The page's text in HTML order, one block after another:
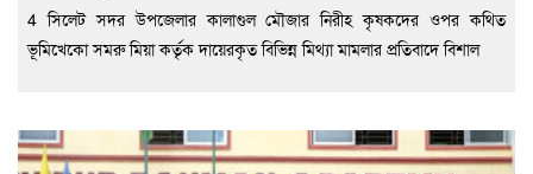
4 সিলেট সদর উপজেলার কালাগুল মৌজার নিরীহ কৃষকদের ওপর কথিত
ভূমিখেকো সমরু মিয়া কর্তৃক দায়েরকৃত বিভিন্ন মিথ্যা মামলার প্রতিবাদে বিশাল